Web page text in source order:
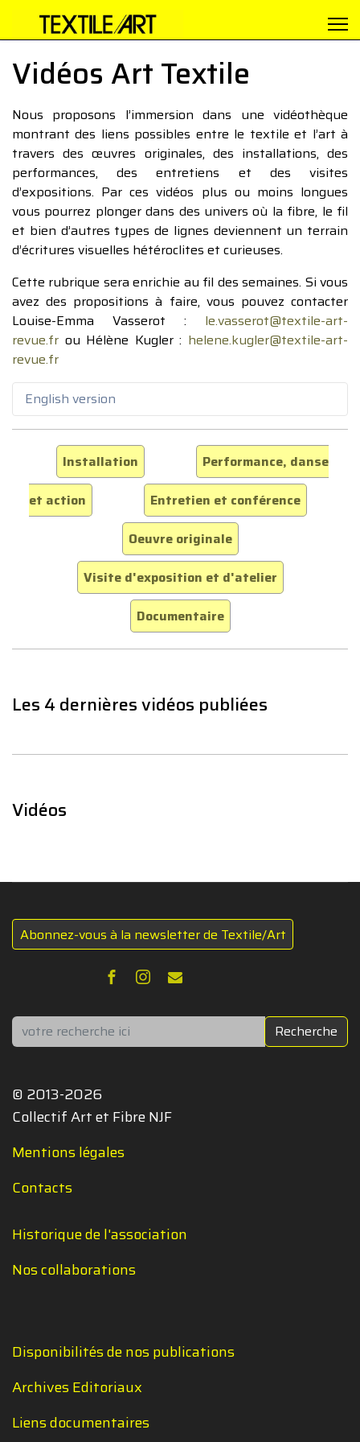
Vidéos Art Textile
Nous proposons l’immersion dans une vidéothèque
montrant des liens possibles entre le textile et l’art à
travers des œuvres originales, des installations, des
performances, des entretiens et des visites
d’expositions. Par ces vidéos plus ou moins longues
vous pourrez plonger dans des univers où la fibre, le fil
et bien d’autres types de lignes deviennent un terrain
d’écritures visuelles hétéroclites et curieuses.
Cette rubrique sera enrichie au fil des semaines. Si vous
avez des propositions à faire, vous pouvez contacter
Louise-Emma Vasserot : le.vasserot@textile-art-
revue.fr ou Hélène Kugler : helene.kugler@textile-art-
revue.fr
English version
Installation
Performance, danse
et action
Entretien et conférence
Oeuvre originale
Visite d'exposition et d'atelier
Documentaire
Les 4 dernières vidéos publiées
Vidéos
Abonnez-vous à la newsletter de Textile/Art
Rechercher Recherche
© 2013-2026
Collectif Art et Fibre NJF
Mentions légales
Contacts
Historique de l'association
Nos collaborations
Disponibilités de nos publications
Archives Editoriaux
Liens documentaires